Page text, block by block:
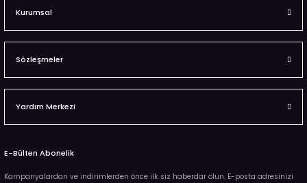
Kurumsal
Sözleşmeler
Yardım Merkezi
E-Bülten Abonelik
Kampanyalardan ve indirimlerden önce ilk siz haberdar olun. E-posta adresinizi